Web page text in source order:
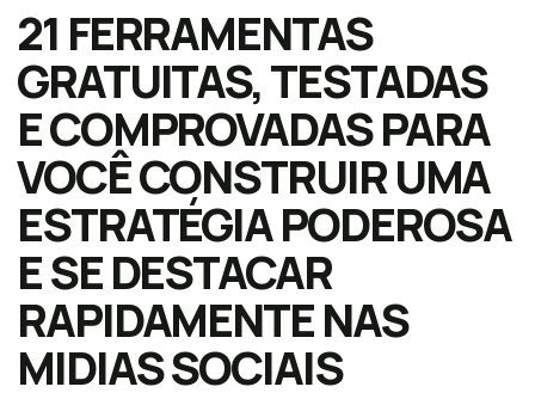
21 FERRAMENTAS
GRATUITAS, TESTADAS
E COMPROVADAS PARA
VOCÊ CONSTRUIR UMA
ESTRATÉGIA PODEROSA
E SE DESTACAR
RAPIDAMENTE NAS
MIDIAS SOCIAIS